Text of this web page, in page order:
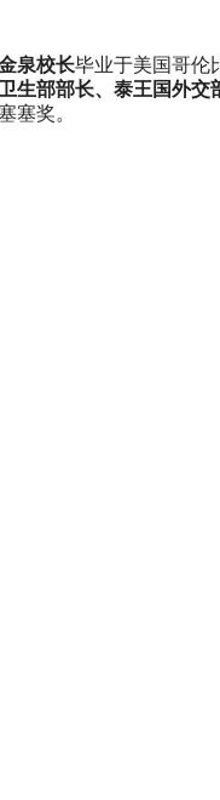
泉校长毕业于美国哥伦
生部部长、泰王国外
塞奖。